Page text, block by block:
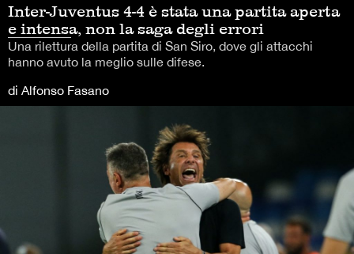
Inter-Juventus 4-4 è stata una partita aperta
e intensa, non la saga degli errori
Una rilettura della partita di San Siro, dove gli attacchi
hanno avuto la meglio sulle difese.
di Alfonso Fasano